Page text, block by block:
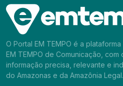
O Portal EM TEMPO é a
EM TEMPO de Comunicação,
informação precisa, relevante e
do Amazonas e da Amazônia Legal.